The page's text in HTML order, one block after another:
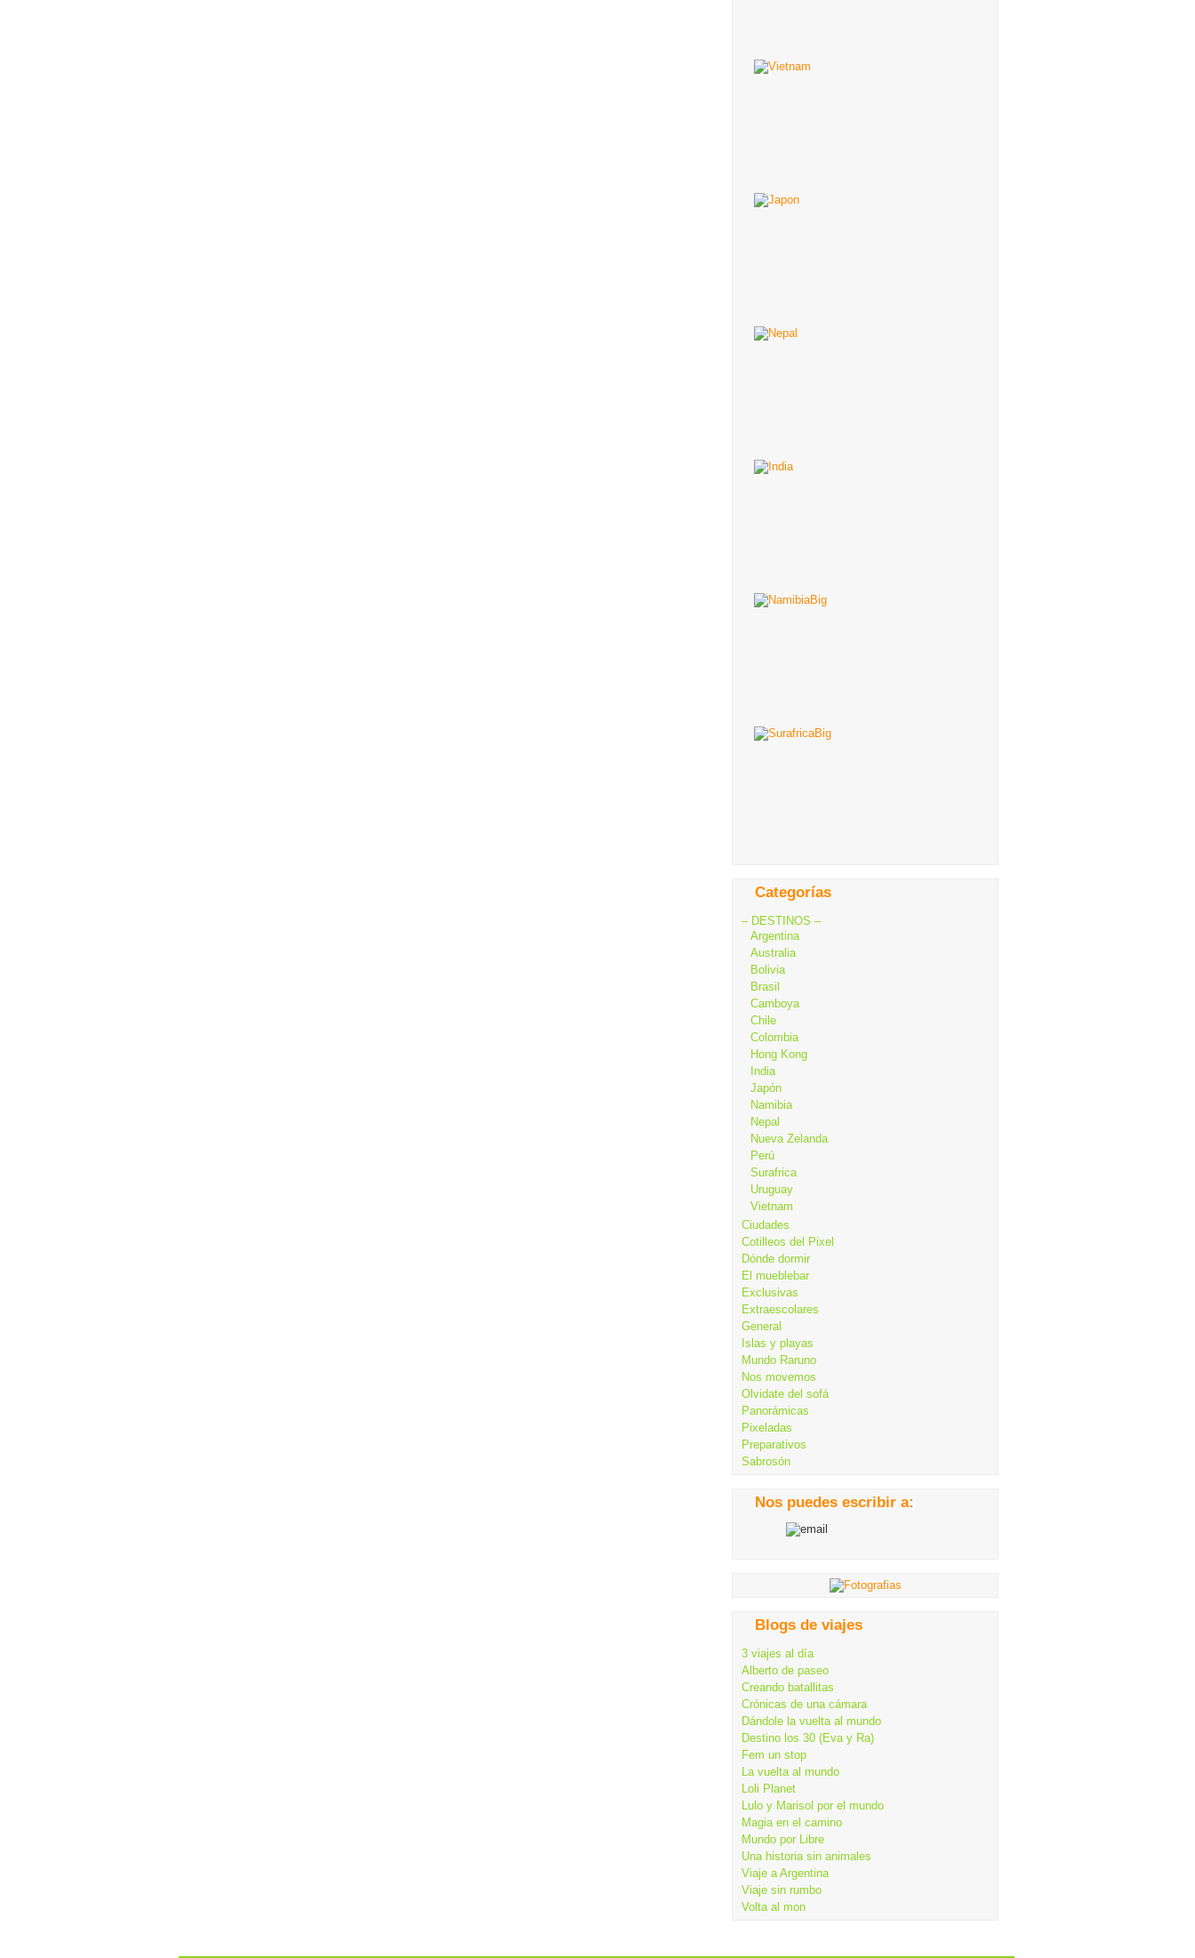
Categorías
– DESTINOS –
Argentina
Australia
Bolivia
Brasil
Camboya
Chile
Colombia
Hong Kong
India
Japón
Namibia
Nepal
Nueva Zelanda
Perú
Surafrica
Uruguay
Vietnam
Ciudades
Cotilleos del Pixel
Dónde dormir
El mueblebar
Exclusivas
Extraescolares
General
Islas y playas
Mundo Raruno
Nos movemos
Olvidate del sofá
Panorámicas
Pixeladas
Preparativos
Sabrosón
Nos puedes escribir a:
Blogs de viajes
3 viajes al día
Alberto de paseo
Creando batallitas
Crónicas de una cámara
Dándole la vuelta al mundo
Destino los 30 (Eva y Ra)
Fem un stop
La vuelta al mundo
Loli Planet
Lulo y Marisol por el mundo
Magia en el camino
Mundo por Libre
Una historia sin animales
Viaje a Argentina
Viaje sin rumbo
Volta al mon